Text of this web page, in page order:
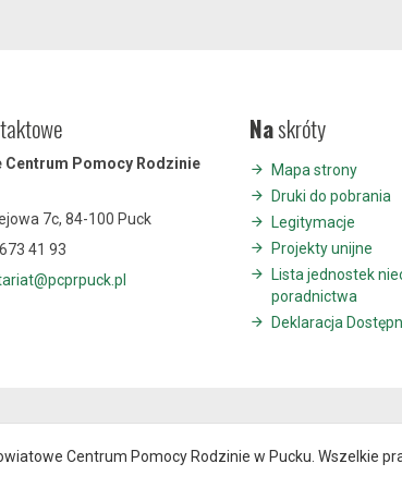
Centrum Pomocy Rodzinie
7c, 84-100 Puck
41 93
Naskróty
Mapa strony
Druki do pobrania
Legitymacje
Projekty unijne
Lista jednostek
poradnictwa
Deklaracja
Centrum Pomocy Rodzinie w Pucku. Wszelkie